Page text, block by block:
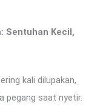
Sentuhan Kecil,
kali dilupakan,
pegang saat nyetir.